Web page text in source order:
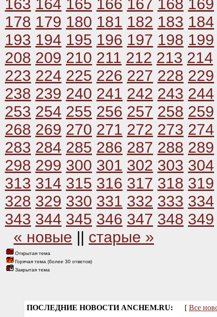
163 164 165 166 167 168 169
178 179 180 181 182 183 184
193 194 195 196 197 198 199
208 209 210 211 212 213 214
223 224 225 226 227 228 229
238 239 240 241 242 243 244
253 254 255 256 257 258 259
268 269 270 271 272 273 274
283 284 285 286 287 288 289
298 299 300 301 302 303 304
313 314 315 316 317 318 319
328 329 330 331 332 333 334
343 344 345 346 347 348 349
« новые || старые »
Открытая тема
Горячая тема (более 30 ответов)
Закрытая тема
ПОСЛЕДНИЕ НОВОСТИ ANCHEM.RU: [ Все